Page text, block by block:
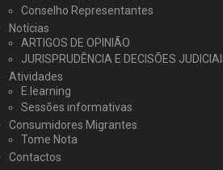
Conselho Representantes
Notícias
ARTIGOS DE OPINIÃO
JURISPRUDÊNCIA E DECISÕES
Atividades
E.learning
Sessões informativas
Consumidores Migrantes
Tome Nota
Contactos